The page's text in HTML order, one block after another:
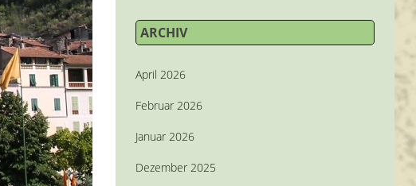
ARCHIV
April 2026
Februar 2026
Januar 2026
Dezember 2025